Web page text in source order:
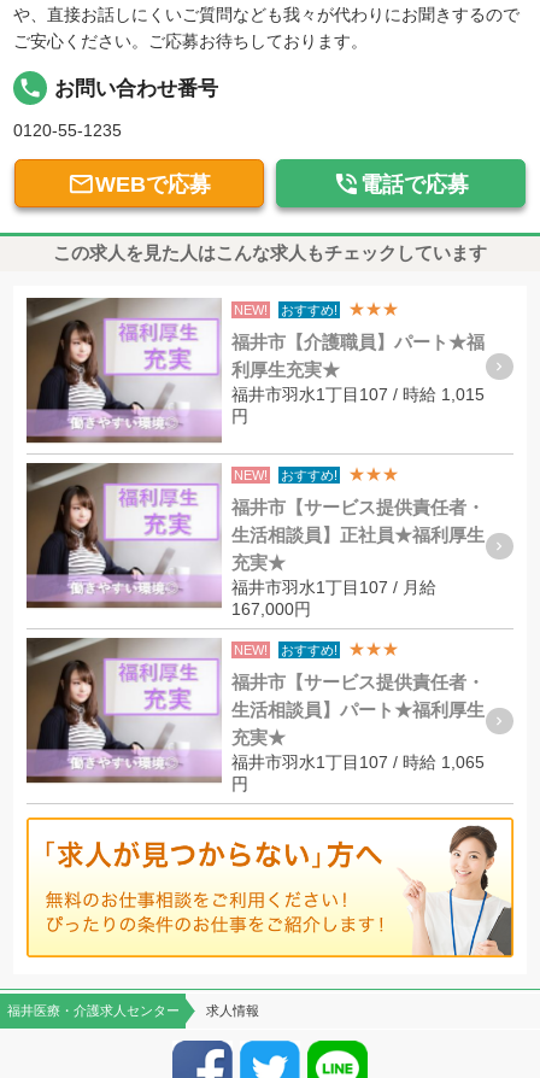
や、直接お話しにくいご質問なども我々が代わりにお聞きするので
ご安心ください。ご応募お待ちしております。
local_phone お問い合わせ番号
0120-55-1235
WEBで応募  電話で応募
この求人を見た人はこんな求人もチェックしています
NEW! おすすめ! ★★★
福井市【介護職員】パート★福
利厚生充実★
福井市羽水1丁目107 / 時給 1,015
円
NEW! おすすめ! ★★★
福井市【サービス提供責任者・
生活相談員】正社員★福利厚生
充実★
福井市羽水1丁目107 / 月給
167,000円
NEW! おすすめ! ★★★
福井市【サービス提供責任者・
生活相談員】パート★福利厚生
充実★
福井市羽水1丁目107 / 時給 1,065
円
福井医療・介護求人センター 求人情報